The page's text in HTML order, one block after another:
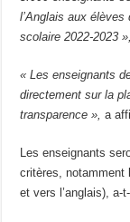
l’Anglais aux élèves
scolaire 2022-2023 »,
« Les enseignants
directement sur la
transparence », a
Les enseignants
critères, notamment
et vers l’anglais), a-